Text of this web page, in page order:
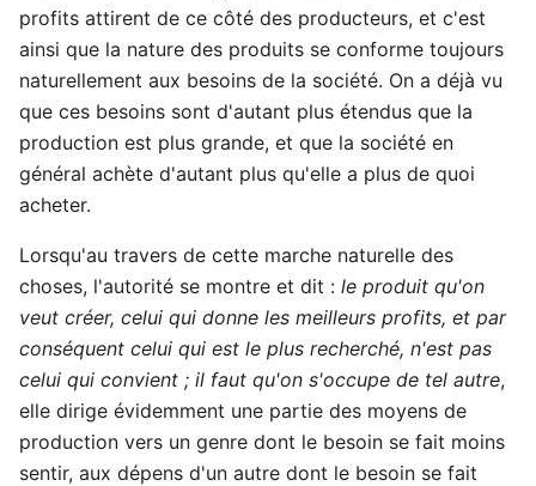
profits attirent de ce côté des producteurs, et c'est
ainsi que la nature des produits se conforme toujours
naturellement aux besoins de la société. On a déjà vu
que ces besoins sont d'autant plus étendus que la
production est plus grande, et que la société en
général achète d'autant plus qu'elle a plus de quoi
acheter.
Lorsqu'au travers de cette marche naturelle des
choses, l'autorité se montre et dit : le produit qu'on
veut créer, celui qui donne les meilleurs profits, et par
conséquent celui qui est le plus recherché, n'est pas
celui qui convient ; il faut qu'on s'occupe de tel autre,
elle dirige évidemment une partie des moyens de
production vers un genre dont le besoin se fait moins
sentir, aux dépens d'un autre dont le besoin se fait